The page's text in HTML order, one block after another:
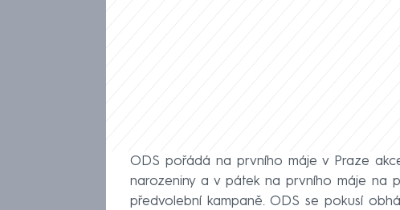
ODS pořádá na prvního máje v Praze
narozeniny a v pátek na prvního máje na
předvolební kampaně. ODS se pokusí